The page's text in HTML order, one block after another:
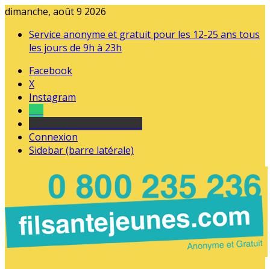
dimanche, août 9 2026
Service anonyme et gratuit pour les 12-25 ans tous
les jours de 9h à 23h
Facebook
X
Instagram
Connexion
Sidebar (barre latérale)